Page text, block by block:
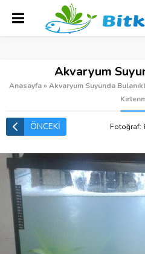
Akvaryum
Anasayfa» Akvaryum Suyunda
ÖNCEKİ Fotoğraf: